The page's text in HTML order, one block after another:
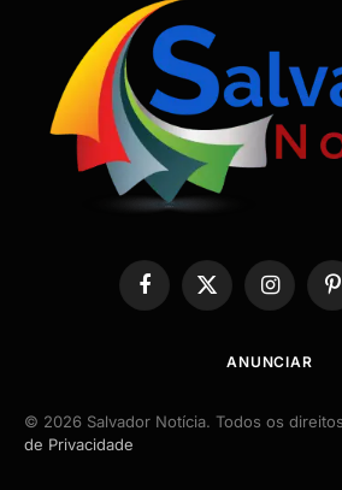
Facebook
X
(Twitter)
Instagram
ANUNCIAR
© 2026 Salvador Notícia. Todos os
de Privacidade